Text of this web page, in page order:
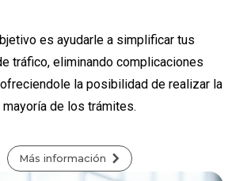
es ayudarle a simplificar tus
tráfico, eliminando complicaciones
la posibilidad de realizar la
mayoría de los trámites.
Más información